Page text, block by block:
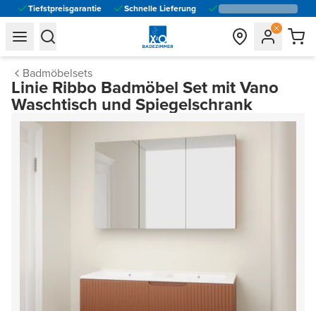
Tiefstpreisgarantie Schnelle Lieferung
general.navigation.toggle_menu.label
general.navigation.toggle_menu.label
Badmöbelsets
Linie Ribbo Badmöbel Set mit Vano
Waschtisch und Spiegelschrank